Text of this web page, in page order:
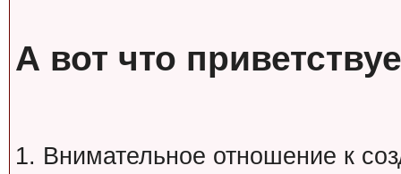
А вот что
1. Внимательное отношение к